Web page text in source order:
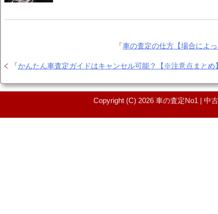
「車の査定の仕方【場合によ
「 かんたん車査定ガイドはキャンセル可能？【※注意点まとめ
Copyright (C) 2026 車の査定No1 | 中